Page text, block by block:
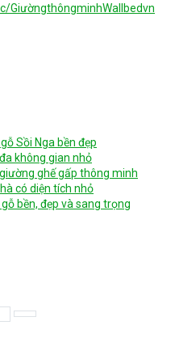
GiườngthôngminhWallbedvn
Sồi Nga bền đẹp
không gian nhỏ
ghế gấp thông minh
có diện tích nhỏ
bền, đẹp và sang trọng